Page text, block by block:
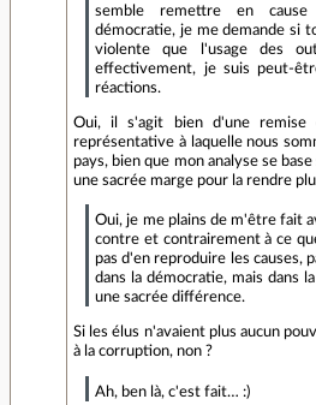
semble remettre en
démocratie, je me demande si
violente que l'usage des
effectivement, je suis peut-
réactions.
Oui, il s'agit bien d'une remise
représentative à laquelle nous
pays, bien que mon analyse se
une sacrée marge pour la rendre
Oui, je me plains de m'être fait
contre et contrairement à ce
pas d'en reproduire les causes,
dans la démocratie, mais dans
une sacrée différence.
Si les élus n'avaient plus aucun
à la corruption, non ?
Ah, ben là, c'est fait… :)